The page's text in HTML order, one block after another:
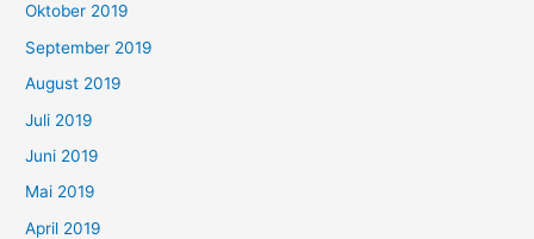
Oktober 2019
September 2019
August 2019
Juli 2019
Juni 2019
Mai 2019
April 2019